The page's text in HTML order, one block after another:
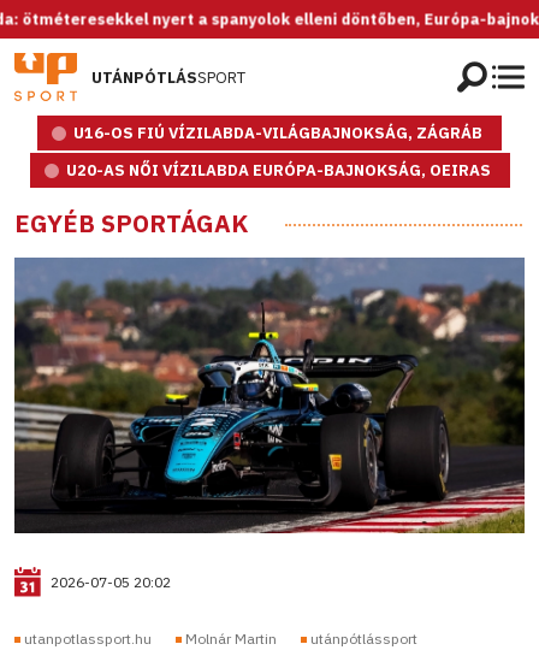
nyert a spanyolok elleni döntőben, Európa-bajnok az
UTÁNPÓTLÁSSPORT
U16-OS FIÚ VÍZILABDA-VILÁGBAJNOKSÁG, ZÁGRÁB
U20-AS NŐI VÍZILABDA EURÓPA-BAJNOKSÁG, OEIRAS
EGYÉB SPORTÁGAK
2026-07-05 20:02
utanpotlassport.hu Molnár Martin utánpótlássport